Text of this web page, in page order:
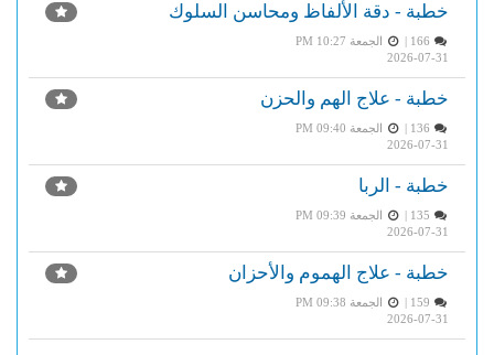
خطبة - دقة الألفاظ ومحاسن السلوك
الجمعة PM 10:27
2026-07-31
خطبة - علاج الهم والحزن
الجمعة PM 09:40
2026-07-31
خطبة - الربا
الجمعة PM 09:39
2026-07-31
خطبة - علاج الهموم والأحزان
الجمعة PM 09:38
2026-07-31